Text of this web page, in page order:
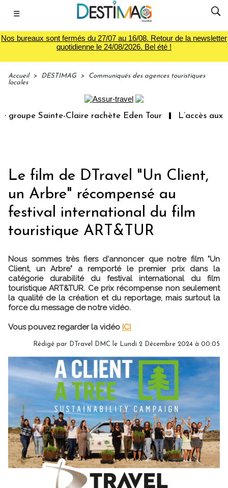
☰
Nos bureaux sont fermés du 27/07 au 16/08. Retour de la newsletter
quotidienne le 24/08/2026. Bel été !
Accueil > DESTIMAG >
Communiqués des agences touristiques
locales
Sainte-Claire rachète Eden Tour L’accès aux
Le film de DTravel "Un Client,
un Arbre" récompensé au
festival international du film
touristique ART&TUR
Nous sommes très fiers d'annoncer que notre film "Un
Client, un Arbre" a remporté le premier prix dans la
catégorie durabilité du festival international du film
touristique ART&TUR. Ce prix récompense non seulement
la qualité de la création et du reportage, mais surtout la
force du message de notre vidéo.
Vous pouvez regarder la vidéo ICI
Rédigé par DTravel DMC le Lundi 2 Décembre 2024 à 00:05